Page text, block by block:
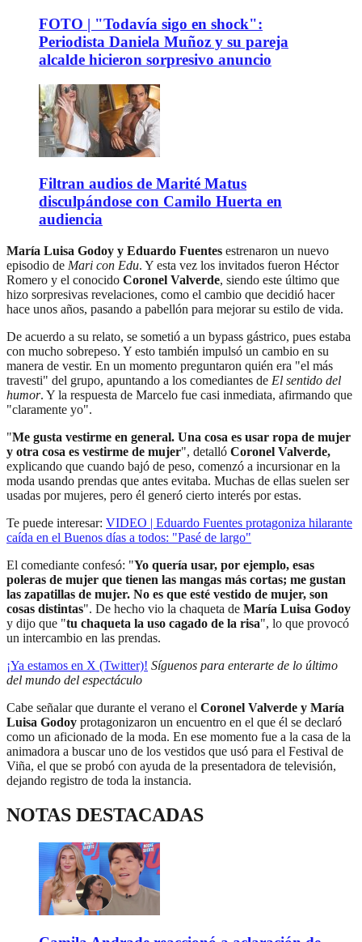
FOTO | "Todavía sigo en shock":
Periodista Daniela Muñoz y su pareja
alcalde hicieron sorpresivo anuncio
Filtran audios de Marité Matus
disculpándose con Camilo Huerta en
audiencia
María Luisa Godoy y Eduardo Fuentes estrenaron un nuevo
episodio de Mari con Edu. Y esta vez los invitados fueron Héctor
Romero y el conocido Coronel Valverde, siendo este último que
hizo sorpresivas revelaciones, como el cambio que decidió hacer
hace unos años, pasando a pabellón para mejorar su estilo de vida.
De acuerdo a su relato, se sometió a un bypass gástrico, pues estaba
con mucho sobrepeso. Y esto también impulsó un cambio en su
manera de vestir. En un momento preguntaron quién era "el más
travesti" del grupo, apuntando a los comediantes de El sentido del
humor. Y la respuesta de Marcelo fue casi inmediata, afirmando que
"claramente yo".
"Me gusta vestirme en general. Una cosa es usar ropa de mujer
y otra cosa es vestirme de mujer", detalló Coronel Valverde,
explicando que cuando bajó de peso, comenzó a incursionar en la
moda usando prendas que antes evitaba. Muchas de ellas suelen ser
usadas por mujeres, pero él generó cierto interés por estas.
Te puede interesar: VIDEO | Eduardo Fuentes protagoniza hilarante
caída en el Buenos días a todos: "Pasé de largo"
El comediante confesó: "Yo quería usar, por ejemplo, esas
poleras de mujer que tienen las mangas más cortas; me gustan
las zapatillas de mujer. No es que esté vestido de mujer, son
cosas distintas". De hecho vio la chaqueta de María Luisa Godoy
y dijo que "tu chaqueta la uso cagado de la risa", lo que provocó
un intercambio en las prendas.
¡Ya estamos en X (Twitter)! Síguenos para enterarte de lo último
del mundo del espectáculo
Cabe señalar que durante el verano el Coronel Valverde y María
Luisa Godoy protagonizaron un encuentro en el que él se declaró
como un aficionado de la moda. En ese momento fue a la casa de la
animadora a buscar uno de los vestidos que usó para el Festival de
Viña, el que se probó con ayuda de la presentadora de televisión,
dejando registro de toda la instancia.
NOTAS DESTACADAS